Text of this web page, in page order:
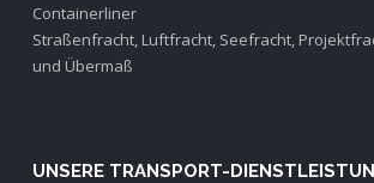
Containerliner
Straßenfracht, Luftfracht, Seefracht,
und Übermaß
UNSERE TRANSPORT-